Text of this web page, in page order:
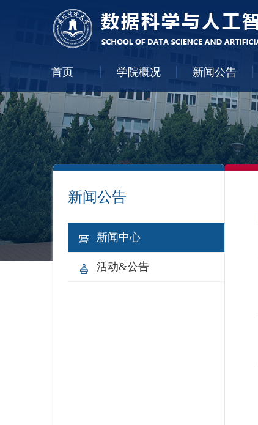
首页 学院概况 新闻公告
新闻公告
新闻中心
活动&公告